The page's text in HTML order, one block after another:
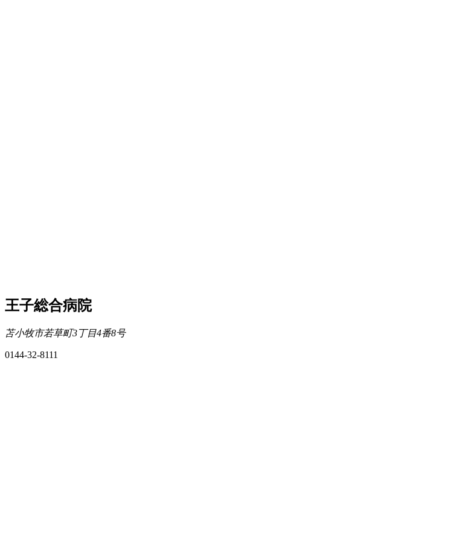
王子総合病院
苫小牧市若草町3丁目4番8号
0144-32-8111